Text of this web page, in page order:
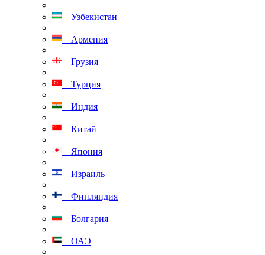
Узбекистан
Армения
Грузия
Турция
Индия
Китай
Япония
Израиль
Финляндия
Болгария
ОАЭ